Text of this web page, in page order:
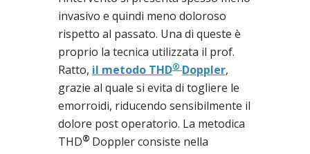
invasivo e quindi meno doloroso
rispetto al passato. Una di queste è
proprio la tecnica utilizzata il prof.
Ratto, il metodo THD® Doppler,
grazie al quale si evita di togliere le
emorroidi, riducendo sensibilmente il
dolore post operatorio. La metodica
THD® Doppler consiste nella